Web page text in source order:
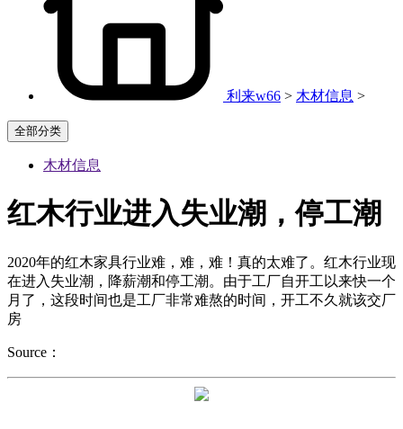
利来w66 > 木材信息 >
全部分类
木材信息
红木行业进入失业潮，停工潮
2020年的红木家具行业难，难，难！真的太难了。红木行业现
在进入失业潮，降薪潮和停工潮。由于工厂自开工以来快一个
月了，这段时间也是工厂非常难熬的时间，开工不久就该交厂
房
Source：